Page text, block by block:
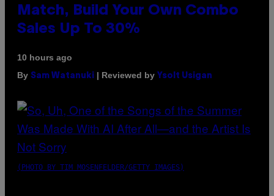
Match, Build Your Own Combo
Sales Up To 30%
10 hours ago
By Sam Watanuki | Reviewed by Ysolt Usigan
(PHOTO BY TIM MOSENFELDER/GETTY IMAGES)